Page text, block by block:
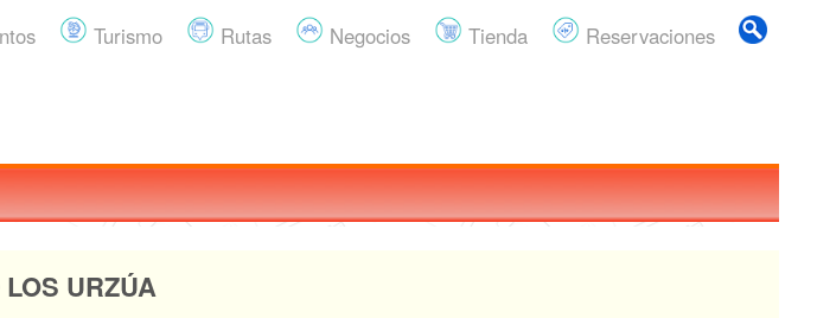
Reservaciones
Tienda
Negocios
Rutas
Turismo
URZÚA